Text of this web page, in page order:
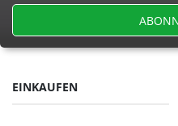
EINKAUFEN